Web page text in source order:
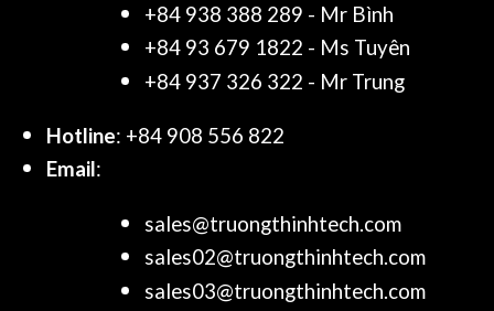
+84 938 388 289 - Mr Bình
+84 93 679 1822 - Ms Tuyên
+84 937 326 322 - Mr Trung
Hotline: +84 908 556 822
Email:
sales@truongthinhtech.com
sales02@truongthinhtech.com
sales03@truongthinhtech.com